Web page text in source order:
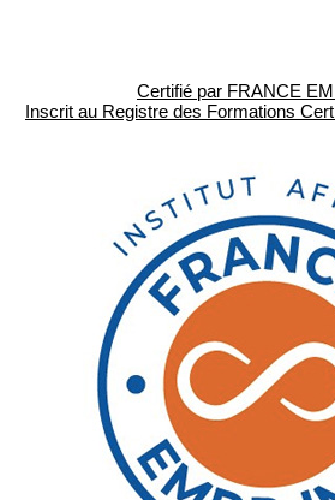
Certifié par FRANCE
Inscrit au Registre des Formations